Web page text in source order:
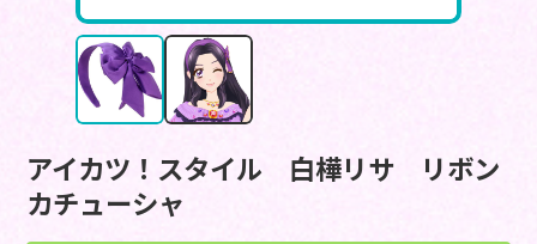
アイカツ！スタイル 白樺リサ リボン
カチューシャ